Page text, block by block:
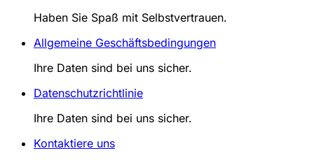
Haben Sie Spaß mit Selbstvertrauen.
Allgemeine Geschäftsbedingungen
Ihre Daten sind bei uns sicher.
Datenschutzrichtlinie
Ihre Daten sind bei uns sicher.
Kontaktiere uns